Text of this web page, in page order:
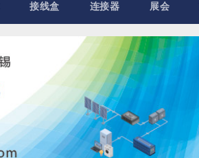
接线盒 连接器 展会